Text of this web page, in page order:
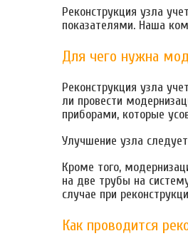
Реконструкция узла
показателями. Наша
Для чего нужна
Реконструкция узла
ли провести
приборами, которые
Улучшение узла
Кроме того,
на две трубы на
случае при
Как проводится